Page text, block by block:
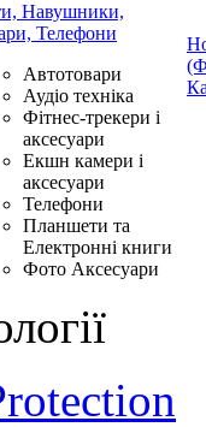
Навушники,
Телефони
Автотовари
Аудіо техніка
Фітнес-трекери і
аксесуари
Екшн камери і
аксесуари
Телефони
Планшети та
Електронні книги
Фото Аксесуари